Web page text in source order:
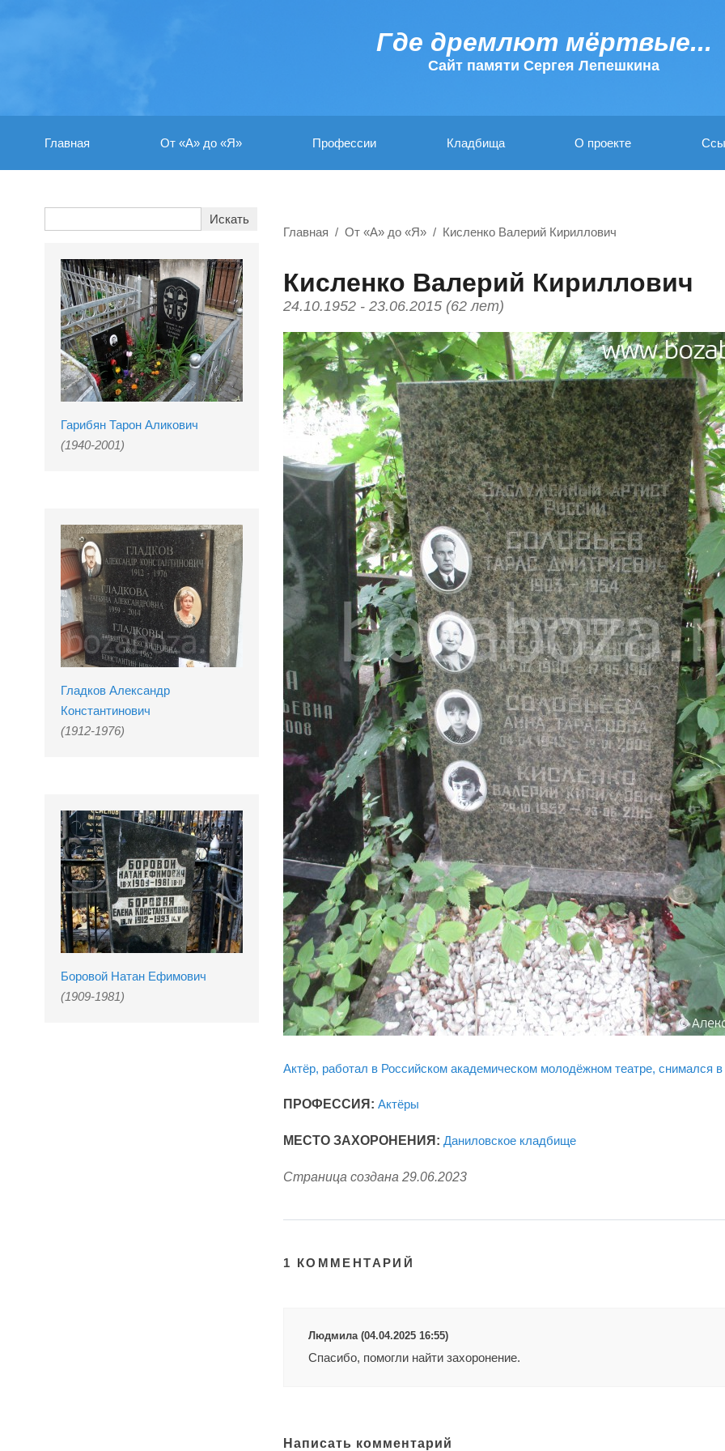
Где дремлют мёртвые...
Cайт памяти Сергея Лепешкина
Главная От «А» до «Я» Профессии Кладбища О проекте
Гарибян Тарон Аликович
(1940-2001)
Гладков Александр
Константинович
(1912-1976)
Боровой Натан Ефимович
(1909-1981)
Главная От «А» до «Я» Кисленко Валерий Кириллович
Кисленко Валерий Кириллович
24.10.1952 - 23.06.2015 (62 лет)
Актёр, работал в Российском академическом молодёжном театре, снимался в
ПРОФЕССИЯ: Актёры
МЕСТО ЗАХОРОНЕНИЯ: Даниловское кладбище
Страница создана 29.06.2023
1 КОММЕНТАРИЙ
Людмила (04.04.2025 16:55)
Спасибо, помогли найти захоронение.
Написать комментарий